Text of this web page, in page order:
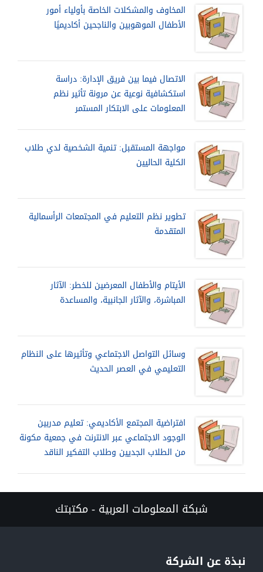
المخاوف والمشكلات الخاصة بأولياء أمور
الأطفال الموهوبين والناجحين أكاديميًا
الاتصال فيما بين فريق الإدارة: دراسة
استكشافية نوعية عن مرونة تأثير نظم
المعلومات على الابتكار المستمر
مواجهة المستقبل: تنمية الشخصية لدي طلاب
الكلية الحاليين
تطوير نظم التعليم في المجتمعات الرأسمالية
المتقدمة
الأيتام والأطفال المعرضين للخطر: الآثار
المباشرة، والآثار الجانبية، والمساعدة
وسائل التواصل الاجتماعي وتأثيرها على النظام
التعليمي في العصر الحديث
افتراضية المجتمع الأكاديمي: تعليم مدربين
الوجود الاجتماعي عبر الانترنت في جمعية مكونة
من الطلاب الجديين وطلاب التفكير الناقد
شبكة المعلومات العربية - مكتبتك
نبذة عن الشركة